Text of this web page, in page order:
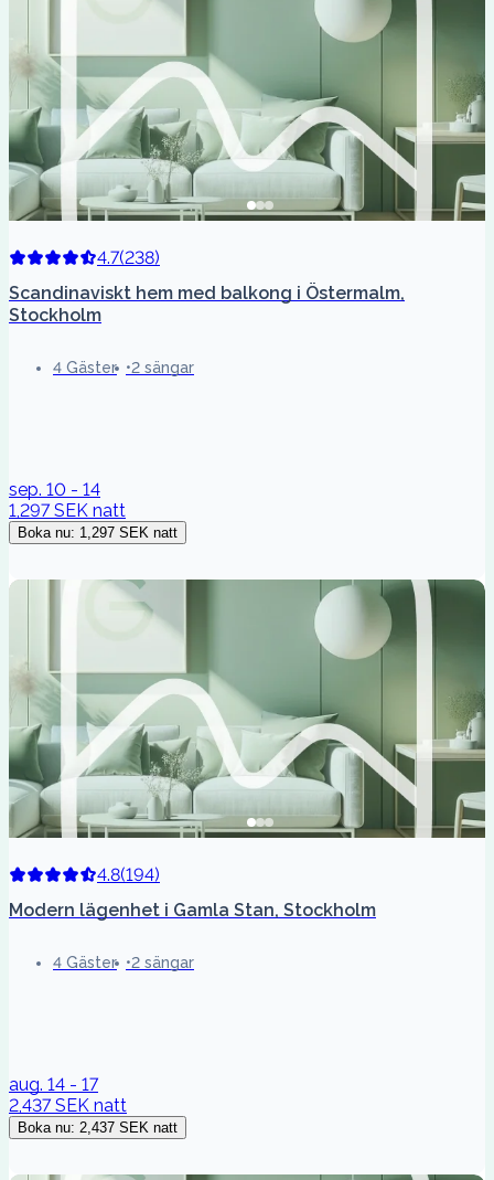
4.7(238)
Scandinaviskt hem med balkong i Östermalm,
Stockholm
4 Gäster 2 sängar
sep. 10 - 14
1,297 SEK natt
Boka nu: 1,297 SEK natt
4.8(194)
Modern lägenhet i Gamla Stan, Stockholm
4 Gäster 2 sängar
aug. 14 - 17
2,437 SEK natt
Boka nu: 2,437 SEK natt